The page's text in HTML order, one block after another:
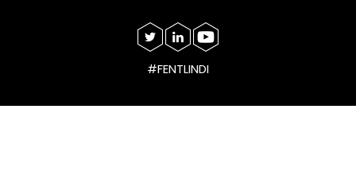
#FENTLINDI